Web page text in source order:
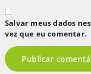
Salvar meus dados
vez que eu comentar.